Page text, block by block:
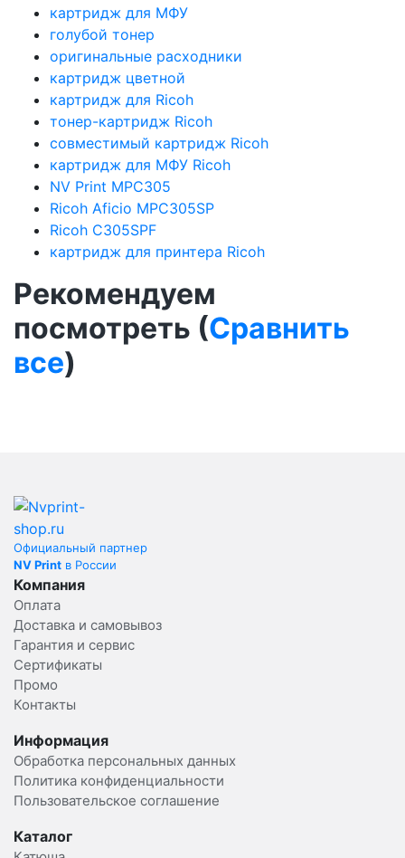
картридж для МФУ
голубой тонер
оригинальные расходники
картридж цветной
картридж для Ricoh
тонер-картридж Ricoh
совместимый картридж Ricoh
картридж для МФУ Ricoh
NV Print MPC305
Ricoh Aficio MPC305SP
Ricoh C305SPF
картридж для принтера Ricoh
Рекомендуем
посмотреть (Сравнить
все)
Официальный партнер
NV Print в России
Компания
Оплата
Доставка и самовывоз
Гарантия и сервис
Сертификаты
Промо
Контакты
Информация
Обработка персональных данных
Политика конфиденциальности
Пользовательское соглашение
Каталог